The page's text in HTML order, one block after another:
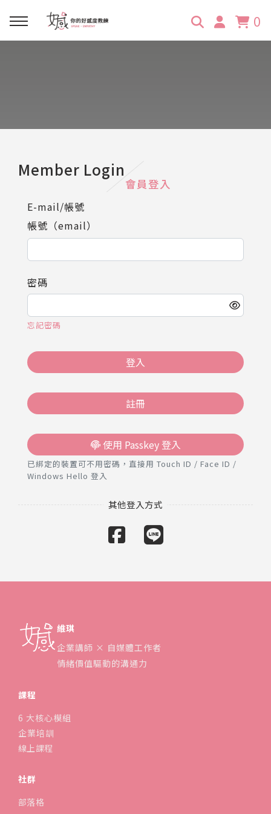
0
線上課程
嚴選商品
活動報名
它站開課
推薦工具
合作邀約
品牌顧問
主持服務
公眾表達影響力
創意活動企劃力
零秒好感溝通術
服務體驗設計課
維琪簡介
學員推薦
客戶好評
媒體報導
維體驗Unique
維觀點Vision
Member Login
會員登入
E-mail/帳號
帳號（email）
密碼
忘記密碼
登入
註冊
使用 Passkey 登入
已綁定的裝置可不用密碼，直接用 Touch ID / Face ID /
Windows Hello 登入
維琪
企業講師 × 自媒體工作者
情緒價值驅動的溝通力
課程
6 大核心模組
企業培訓
線上課程
社群
部落格